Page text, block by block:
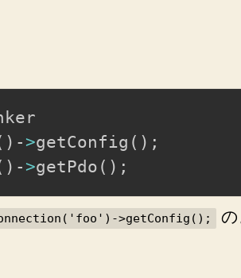
っ
る
か
簡
) - >getConfig ( ) ;
) - >getPdo ( ) ;
>getConfig();